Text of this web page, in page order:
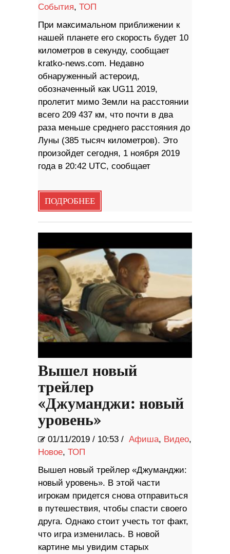
События, ТОП
При максимальном приближении к
нашей планете его скорость будет 10
километров в секунду, сообщает
kratko-news.com. Недавно
обнаруженный астероид,
обозначенный как UG11 2019,
пролетит мимо Земли на расстоянии
всего 209 437 км, что почти в два
раза меньше среднего расстояния до
Луны (385 тысяч километров). Это
произойдет сегодня, 1 ноября 2019
года в 20:42 UTC, сообщает
ПОДРОБНЕЕ
Вышел новый
трейлер
«Джуманджи: новый
уровень»
01/11/2019 / 10:53 / Афиша, Видео,
Новое, ТОП
Вышел новый трейлер «Джуманджи:
новый уровень». В этой части
игрокам придется снова отправиться
в путешествия, чтобы спасти своего
друга. Однако стоит учесть тот факт,
что игра изменилась. В новой
картине мы увидим старых